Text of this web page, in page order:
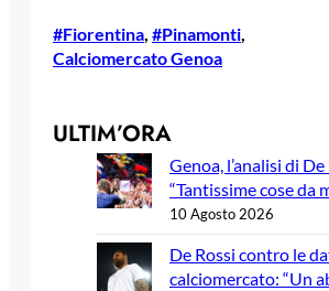
#Fiorentina, #Pinamonti
Calciomercato Genoa
ULTIM’ORA
Genoa, l’analisi di De
“Tantissime cose da
10 Agosto 2026
De Rossi contro le
calciomercato: “Un